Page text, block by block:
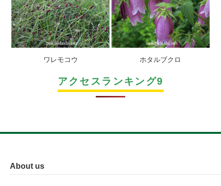
ワレモコウ ホタルブクロ
アクセスランキング9
About us